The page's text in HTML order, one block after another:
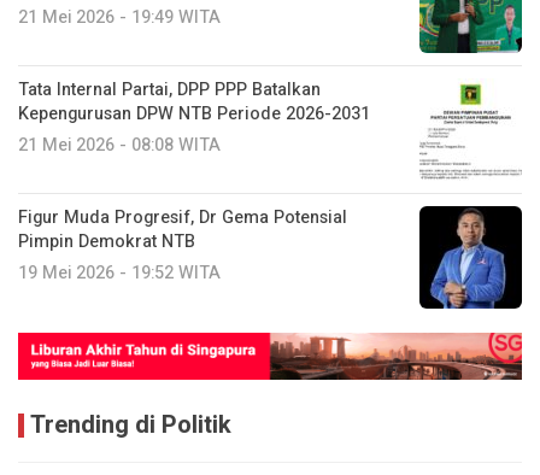
21 Mei 2026 - 19:49 WITA
Tata Internal Partai, DPP PPP Batalkan
Kepengurusan DPW NTB Periode 2026-2031
21 Mei 2026 - 08:08 WITA
Figur Muda Progresif, Dr Gema Potensial
Pimpin Demokrat NTB
19 Mei 2026 - 19:52 WITA
Trending di Politik